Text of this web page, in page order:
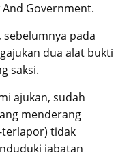
Government.
pada
dua alat bukti
saksi.
ajukan, sudah
menderang
terlapor) tidak
jabatan